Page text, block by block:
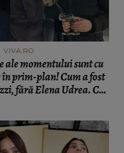
VIVA.RO
momentului sunt cu
prim-plan! Cum a fost
fără Elena Udrea. Cu